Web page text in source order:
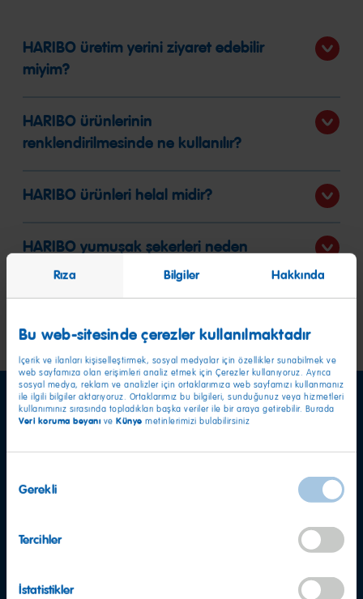
Rıza Bilgiler Hakkında
Bu web-sitesinde çerezler kullanılmaktadır
İçerik ve ilanları kişiselleştirmek, sosyal medyalar için özellikler sunabilmek ve
web sayfamıza olan erişimleri analiz etmek için Çerezler kullanıyoruz. Ayrıca
sosyal medya, reklam ve analizler için ortaklarımıza web sayfamızı kullanmanız
ile ilgili bilgiler aktarıyoruz. Ortaklarımız bu bilgileri, sunduğunuz veya hizmetleri
kullanımınız sırasında topladıkları başka veriler ile bir araya getirebilir. Burada
Veri koruma beyanı ve Künye metinlerimizi bulabilirsiniz
Seçimi
Gerekli
Tercihler
İstatistikler
HARIBO üretim yerini ziyaret edebilir
miyim?
HARIBO ürünlerinin
renklendirilmesinde ne kullanılır?
HARIBO ürünleri helal midir?
HARIBO yumuşak şekerleri neden
yapılmaktadır?